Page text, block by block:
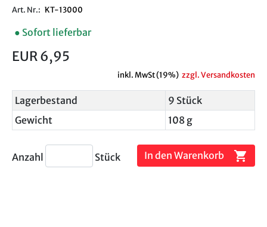
Art. Nr.: KT-13000
● Sofort lieferbar
EUR 6,95
inkl. MwSt (19%) zzgl. Versandkosten
Lagerbestand
9 Stück
Gewicht
108 g
Anzahl Stück In den Warenkorb shopping_cart